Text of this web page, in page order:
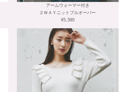
アームウォーマー付き
２ＷＡＹニットプルオーバー
¥5,390